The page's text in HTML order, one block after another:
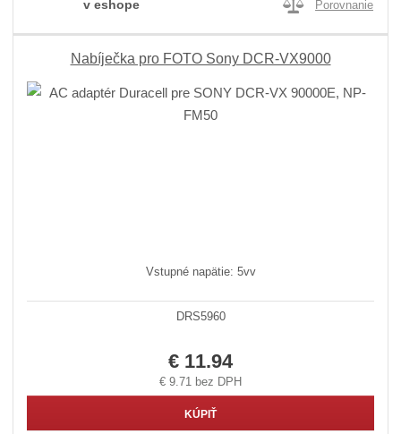
v eshope
Porovnanie
Nabíječka pro FOTO Sony DCR-VX9000
Vstupné napätie: 5vv
DRS5960
€ 11.94
€ 9.71 bez DPH
KÚPIŤ